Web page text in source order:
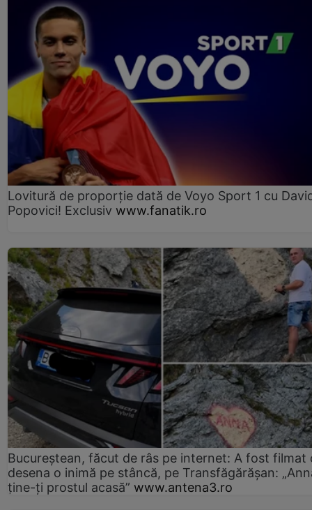
Lovitură de proporție dată de Voyo Sport 1 cu
Popovici! Exclusiv www.fanatik.ro
Bucureștean, făcut de râs pe internet: A fost filmat
desena o inimă pe stâncă, pe Transfăgărășan:
ține-ți prostul acasă” www.antena3.ro